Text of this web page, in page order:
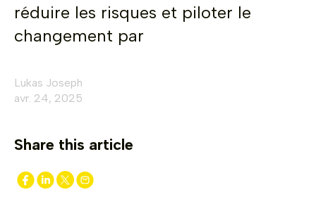
réduire les risques et piloter le
changement par
Lukas Joseph
avr. 24, 2025
Share this article